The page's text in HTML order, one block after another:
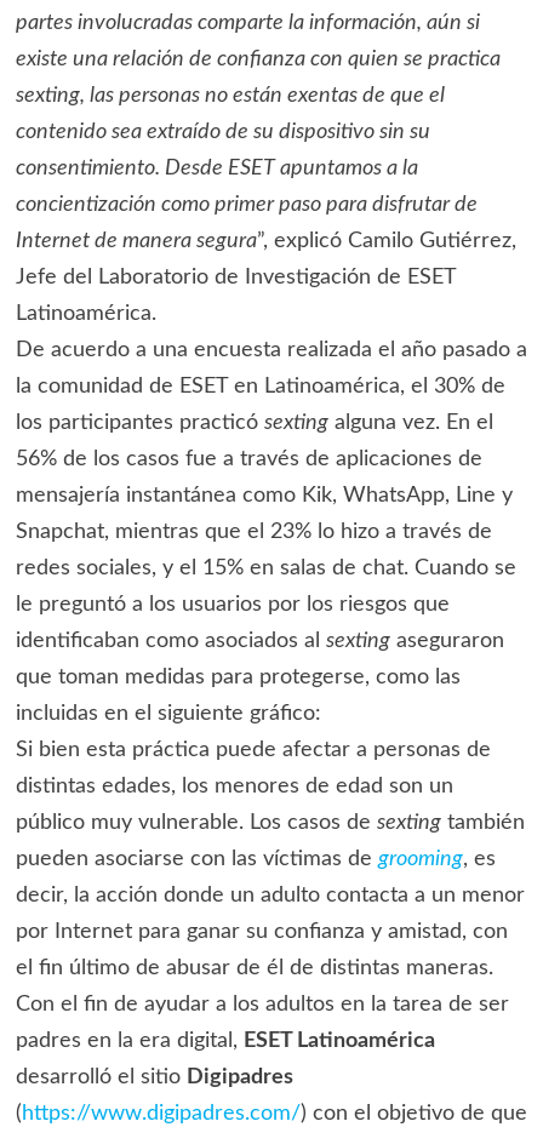
partes involucradas comparte la información, aún si
existe una relación de confianza con quien se practica
sexting, las personas no están exentas de que el
contenido sea extraído de su dispositivo sin su
consentimiento. Desde ESET apuntamos a la
concientización como primer paso para disfrutar de
Internet de manera segura”, explicó Camilo Gutiérrez,
Jefe del Laboratorio de Investigación de ESET
Latinoamérica.
De acuerdo a una encuesta realizada el año pasado a
la comunidad de ESET en Latinoamérica, el 30% de
los participantes practicó sextingalguna vez. En el
56% de los casos fue a través de aplicaciones de
mensajería instantánea como Kik, WhatsApp, Line y
Snapchat, mientras que el 23% lo hizo a través de
redes sociales, y el 15% en salas de chat. Cuando se
le preguntó a los usuarios por los riesgos que
identificaban como asociados al sextingaseguraron
que toman medidas para protegerse, como las
incluidas en el siguiente gráfico:
Si bien esta práctica puede afectar a personas de
distintas edades, los menores de edad son un
público muy vulnerable. Los casos de sextingtambién
pueden asociarse con las víctimas degrooming, es
decir, la acción donde un adulto contacta a un menor
por Internet para ganar su confianza y amistad, con
el fin último de abusar de él de distintas maneras.
Con el fin de ayudar a los adultos en la tarea de ser
padres en la era digital, ESET Latinoamérica
desarrolló el sitio Digipadres
( https://www.digipadres.com/) con el objetivo de que